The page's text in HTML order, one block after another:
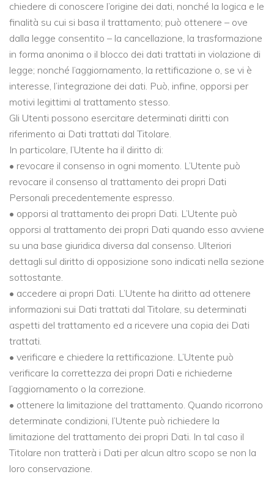
chiedere di conoscere l’origine dei dati, nonché la logica e le
finalità su cui si basa il trattamento; può ottenere – ove
dalla legge consentito – la cancellazione, la trasformazione
in forma anonima o il blocco dei dati trattati in violazione di
legge; nonché l’aggiornamento, la rettificazione o, se vi è
interesse, l’integrazione dei dati. Può, infine, opporsi per
motivi legittimi al trattamento stesso.
Gli Utenti possono esercitare determinati diritti con
riferimento ai Dati trattati dal Titolare.
In particolare, l’Utente ha il diritto di:
• revocare il consenso in ogni momento. L’Utente può
revocare il consenso al trattamento dei propri Dati
Personali precedentemente espresso.
• opporsi al trattamento dei propri Dati. L’Utente può
opporsi al trattamento dei propri Dati quando esso avviene
su una base giuridica diversa dal consenso. Ulteriori
dettagli sul diritto di opposizione sono indicati nella sezione
sottostante.
• accedere ai propri Dati. L’Utente ha diritto ad ottenere
informazioni sui Dati trattati dal Titolare, su determinati
aspetti del trattamento ed a ricevere una copia dei Dati
trattati.
• verificare e chiedere la rettificazione. L’Utente può
verificare la correttezza dei propri Dati e richiederne
l’aggiornamento o la correzione.
• ottenere la limitazione del trattamento. Quando ricorrono
determinate condizioni, l’Utente può richiedere la
limitazione del trattamento dei propri Dati. In tal caso il
Titolare non tratterà i Dati per alcun altro scopo se non la
loro conservazione.